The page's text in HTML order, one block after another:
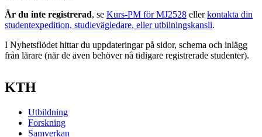
Är du inte registrerad, se Kurs-PM för MJ2528 ellerkontakta din
studentexpedition, studievägledare, eller utbilningskansli.
I Nyhetsflödet hittar du uppdateringar på sidor, schema och inlägg
från lärare (när de även behöver nå tidigare registrerade studenter).
KTH
Utbildning
Forskning
Samverkan